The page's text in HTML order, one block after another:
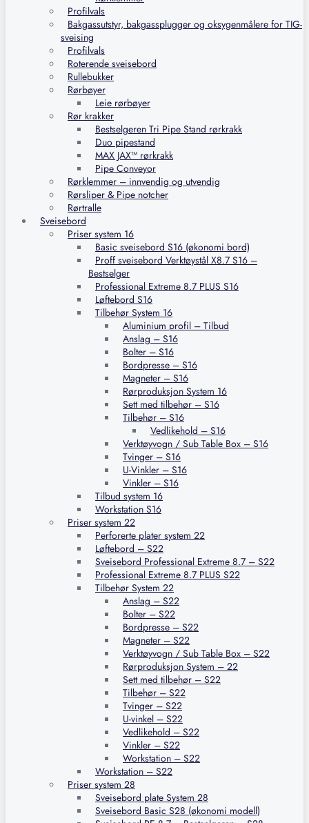
Profilvals
Bakgassutstyr, bakgassplugger og oksygenmålere for TIG-
sveising
Profilvals
Roterende sveisebord
Rullebukker
Rørbøyer
Leie rørbøyer
Rør krakker
Bestselgeren Tri Pipe Stand rørkrakk
Duo pipestand
MAX JAX™ rørkrakk
Pipe Conveyor
Rørklemmer – innvendig og utvendig
Rørsliper & Pipe notcher
Rørtralle
Sveisebord
Priser system 16
Basic sveisebord S16 (økonomi bord)
Proff sveisebord Verktøystål X8.7 S16 –
Bestselger
Professional Extreme 8.7 PLUS S16
Løftebord S16
Tilbehør System 16
Aluminium profil – Tilbud
Anslag – S16
Bolter – S16
Bordpresse – S16
Magneter – S16
Rørproduksjon System 16
Sett med tilbehør – S16
Tilbehør – S16
Vedlikehold – S16
Verktøyvogn / Sub Table Box – S16
Tvinger – S16
U-Vinkler – S16
Vinkler – S16
Tilbud system 16
Workstation S16
Priser system 22
Perforerte plater system 22
Løftebord – S22
Sveisebord Professional Extreme 8.7 – S22
Professional Extreme 8.7 PLUS S22
Tilbehør System 22
Anslag – S22
Bolter – S22
Bordpresse – S22
Magneter – S22
Verktøyvogn / Sub Table Box – S22
Rørproduksjon System – 22
Sett med tilbehør – S22
Tilbehør – S22
Tvinger – S22
U-vinkel – S22
Vedlikehold – S22
Vinkler – S22
Workstation – S22
Workstation – S22
Priser system 28
Sveisebord plate System 28
Sveisebord Basic S28 (økonomi modell)